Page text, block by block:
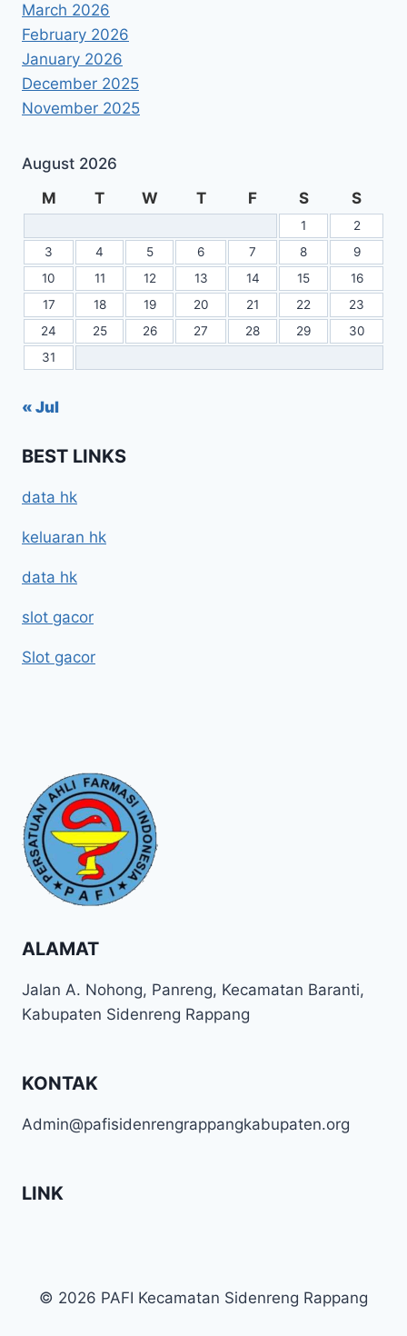
March 2026
February 2026
January 2026
December 2025
November 2025
August 2026
M
T W T F S S
1
2
3
4 5 6 7 8
9
10
11 12 13 14 15
16
17
18 19 20 21 22
23
24
25 26 27 28 29
30
31
« Jul
BEST LINKS
data hk
keluaran hk
data hk
slot gacor
Slot gacor
ALAMAT
Jalan A. Nohong, Panreng, Kecamatan Baranti,
Kabupaten Sidenreng Rappang
KONTAK
Admin@pafisidenrengrappangkabupaten.org
LINK
© 2026 PAFI Kecamatan Sidenreng Rappang